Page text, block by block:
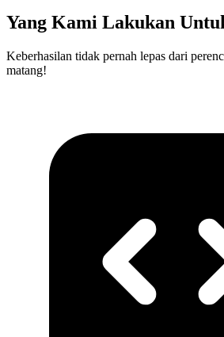
Yang Kami Lakukan
Keberhasilan tidak pernah lepas dari
matang!